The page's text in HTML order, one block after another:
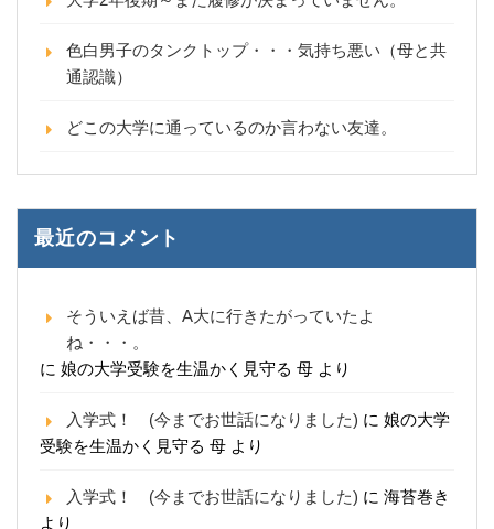
色白男子のタンクトップ・・・気持ち悪い（母と共
通認識）
どこの大学に通っているのか言わない友達。
最近のコメント
そういえば昔、A大に行きたがっていたよ
ね・・・。
に 娘の大学受験を生温かく見守る 母 より
入学式！ (今までお世話になりました) に 娘の大学
受験を生温かく見守る 母 より
入学式！ (今までお世話になりました) に 海苔巻き
より